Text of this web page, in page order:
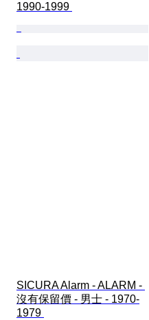
1990-1999
SICURA Alarm - ALARM -
沒有保留價 - 男士 - 1970-
1979